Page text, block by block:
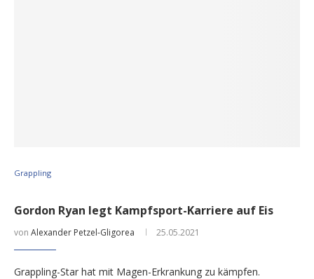
Grappling
Gordon Ryan legt Kampfsport-Karriere auf Eis
von Alexander Petzel-Gligorea 25.05.2021
Grappling-Star hat mit Magen-Erkrankung zu kämpfen.